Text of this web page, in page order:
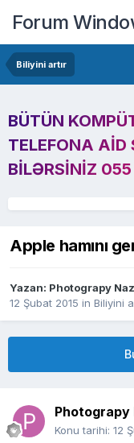
Forum
Biliyini artır
BÜTÜN
TELEFONA AID
BILƏRSINIZ
Apple hamını
Yazan: Photograpy
12 Şubat 2015 in Biliyini
Photograpy
Konu tarihi: 12